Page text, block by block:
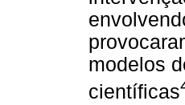
modelos
científicas